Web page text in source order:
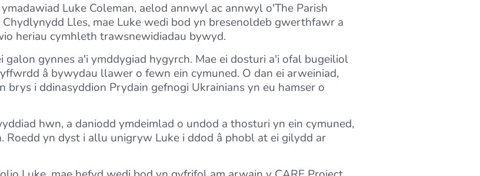
Luke Coleman, aelod annwyl ac annwyl o'The Parish
Lles, mae Luke wedi bod yn bresenoldeb gwerthfawr a
heriau cymhleth trawsnewidiadau bywyd.
gynnes a'i ymddygiad hygyrch. Mae ei dosturi a'i ofal bugeiliol
â bywydau llawer o fewn ein cymuned. O dan ei arweiniad,
brys i ddinasyddion Prydain gefnogi Ukrainians yn eu hamser o
hwn, a daniodd ymdeimlad o undod a thosturi yn ein cymuned,
yn dyst i allu unigryw Luke i ddod â phobl at ei gilydd ar